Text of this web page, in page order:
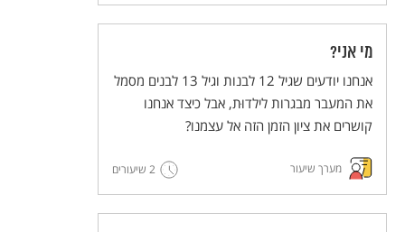
מי אני?
אנחנו יודעים שגיל 12 לבנות וגיל 13 לבנים מסמל
את המעבר מבגרות לילדוּת, אבל כיצד אנחנו
קושרים את ציון הזמן הזה אל עצמנו?
מערך שיעור 2 שיעורים